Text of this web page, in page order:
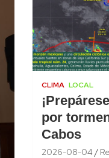
CLIMA LOCAL
por
Cabos
2026-08-04